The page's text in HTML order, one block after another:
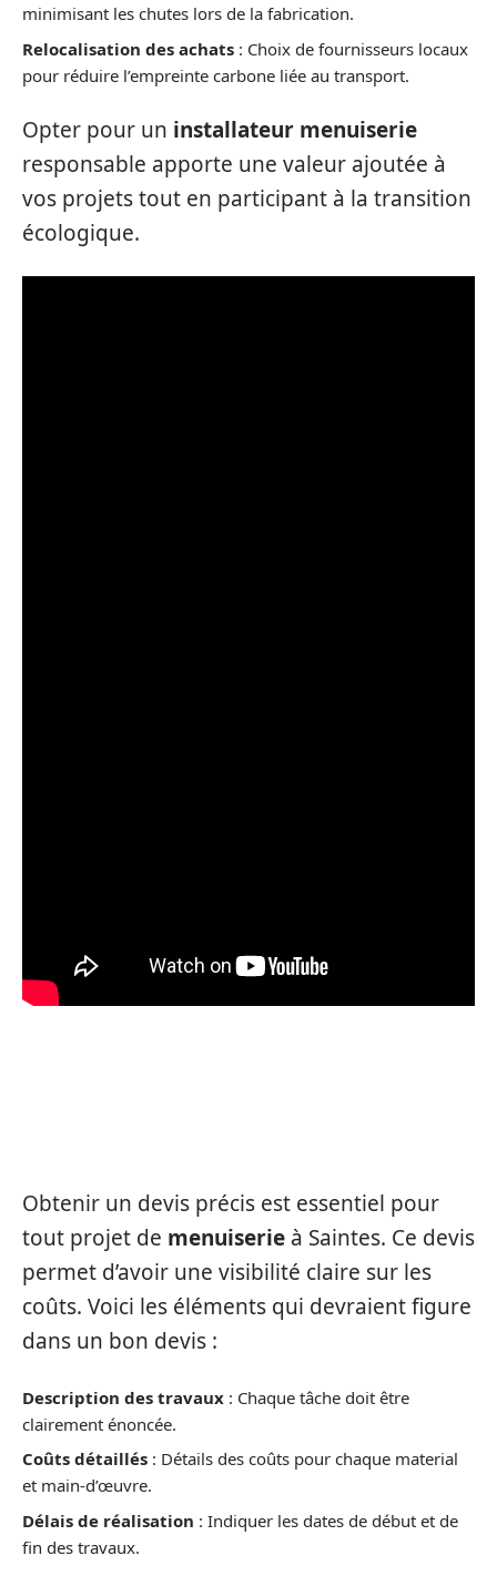
minimisant les chutes lors de la fabrication.
Relocalisation des achats : Choix de fournisseurs locaux
pour réduire l’empreinte carbone liée au transport.
Opter pour un installateur menuiserie
responsable apporte une valeur ajoutée à
vos projets tout en participant à la transition
écologique.
Obtenir un devis précis est essentiel pour
tout projet de menuiserie à Saintes. Ce devis
permet d’avoir une visibilité claire sur les
coûts. Voici les éléments qui devraient figure
dans un bon devis :
Description des travaux : Chaque tâche doit être
clairement énoncée.
Coûts détaillés : Détails des coûts pour chaque material
et main-d’œuvre.
Délais de réalisation : Indiquer les dates de début et de
fin des travaux.